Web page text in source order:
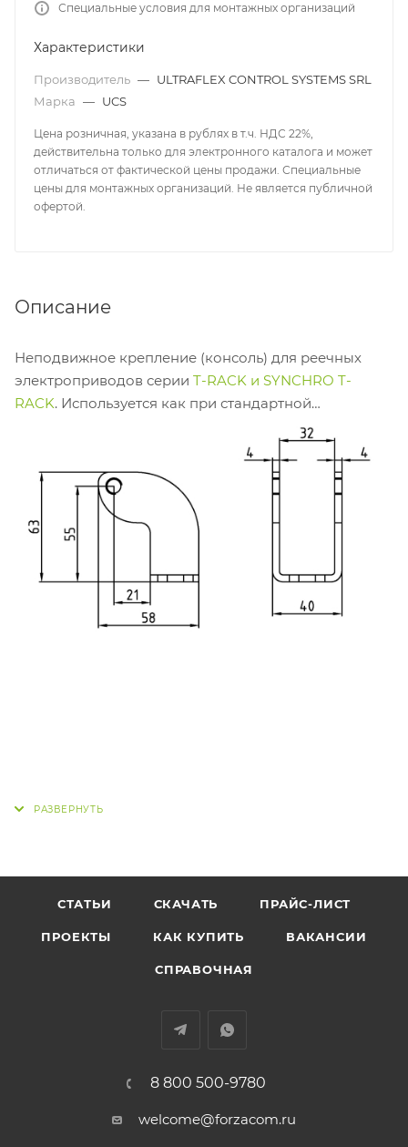
Специальные условия для монтажных организаций
Характеристики
Производитель — ULTRAFLEX CONTROL SYSTEMS SRL
Марка — UCS
Цена розничная, указана в рублях в т.ч. НДС 22%,
действительна только для электронного каталога и может
отличаться от фактической цены продажи. Специальные
цены для монтажных организаций. Не является публичной
офертой.
Описание
Неподвижное крепление (консоль) для реечных
электроприводов серии T-RACK и SYNCHRO T-
RACK. Используется как при стандартной
(одиночной) установке, так и при тандемной
DUAL T-RACK, SYNCHRO T-
RACK). Материал - оцинкованная сталь.
СТАТЬИ СКАЧАТЬ ПРАЙС-ЛИСТ
ПРОЕКТЫ КАК КУПИТЬ ВАКАНСИИ
СПРАВОЧНАЯ
8 800 500-9780
welcome@forzacom.ru